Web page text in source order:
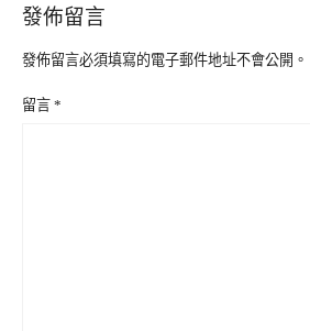
發佈留言
發佈留言必須填寫的電子郵件地址不會公開。
留言 *